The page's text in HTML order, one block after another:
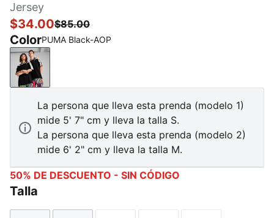
Jersey
$34.00$85.00
ColorPUMA Black-AOP
PUMA Black-AOP
La persona que lleva esta prenda (modelo 1)
mide 5' 7" cm y lleva la talla S.
La persona que lleva esta prenda (modelo 2)
mide 6' 2" cm y lleva la talla M.
50% DE DESCUENTO - SIN CÓDIGO
Talla